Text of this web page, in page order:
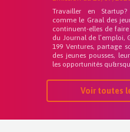
Travailler en Startup?
comme le Graal des
continuent-elles de
du Journal de l’emploi,
199 Ventures, partage
des jeunes pousses,
les opportunités
Voir toutes